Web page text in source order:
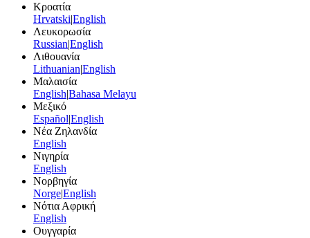
Κροατία
Hrvatski|English
Λευκορωσία
Russian|English
Λιθουανία
Lithuanian|English
Μαλαισία
English|Bahasa Melayu
Μεξικό
Español|English
Νέα Ζηλανδία
English
Νιγηρία
English
Νορβηγία
Norge|English
Νότια Αφρική
English
Ουγγαρία